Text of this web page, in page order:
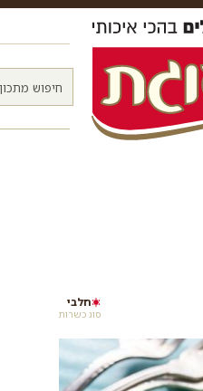
סוג כשרות
חלבי